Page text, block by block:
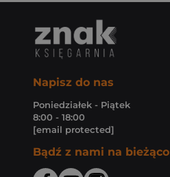
Napisz do nas
Poniedziałek - Piątek
8:00 - 18:00
[email protected]
Bądź z nami na bieżąco